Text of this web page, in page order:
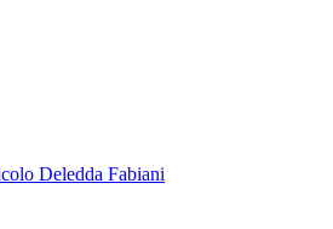
Deledda Fabiani